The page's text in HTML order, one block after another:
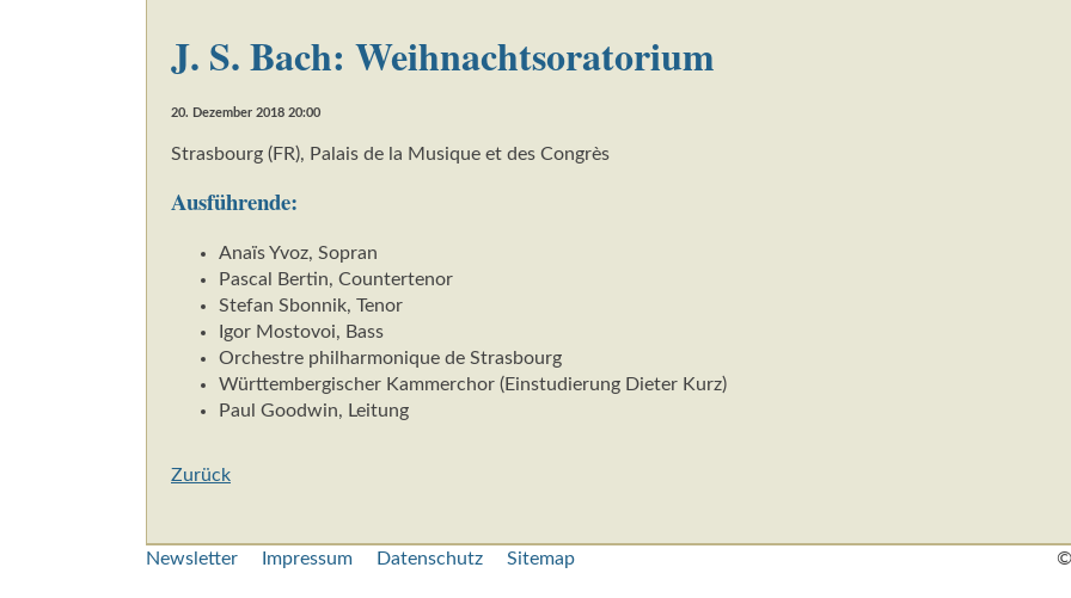
J. S. Bach: Weihnachtsoratorium
20. Dezember 2018 20:00
Strasbourg (FR), Palais de la Musique et des Congrès
Ausführende:
Anaïs Yvoz, Sopran
Pascal Bertin, Countertenor
Stefan Sbonnik, Tenor
Igor Mostovoi, Bass
Orchestre philharmonique de Strasbourg
Württembergischer Kammerchor (Einstudierung Dieter Kurz)
Paul Goodwin, Leitung
Zurück
Navigation
Newsletter Impressum Datenschutz Sitemap ©